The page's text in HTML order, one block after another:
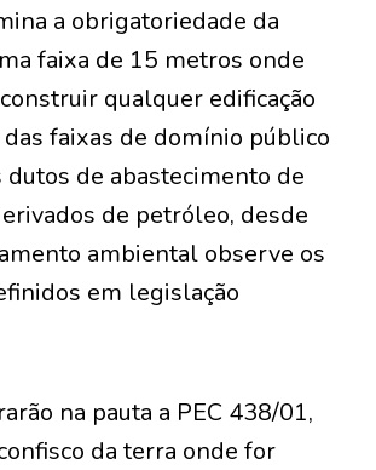
a obrigatoriedade da
faixa de 15 metros onde
qualquer edificação
faixas de domínio público
dutos de abastecimento de
de petróleo, desde
ambiental observe os
em legislação
na pauta a PEC 438/01,
da terra onde for